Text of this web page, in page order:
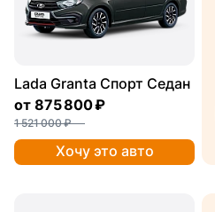
Lada Granta Спорт Седан
от 875 800 ₽
1 521 000 ₽
Хочу это авто